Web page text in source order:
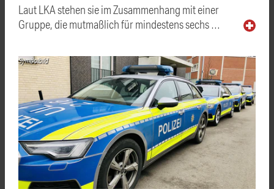
Laut LKA stehen sie im Zusammenhang mit einer
Gruppe, die mutmaßlich für mindestens sechs …
Symbolbild